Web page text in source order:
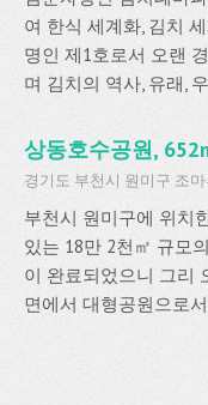
여 한식 세계화, 김치
명인 제1호로서 오랜
며 김치의 역사, 유래,
상동호수공원,
경기도 부천시 원미구 조
부천시 원미구에 위치
있는 18만 2천㎡ 규모
이 완료되었으니 그리
면에서 대형공원으로